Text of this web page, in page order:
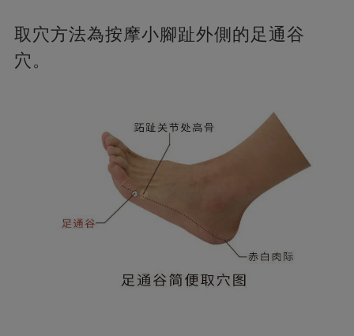
取穴方法為按摩小腳趾外側的足通谷
穴。